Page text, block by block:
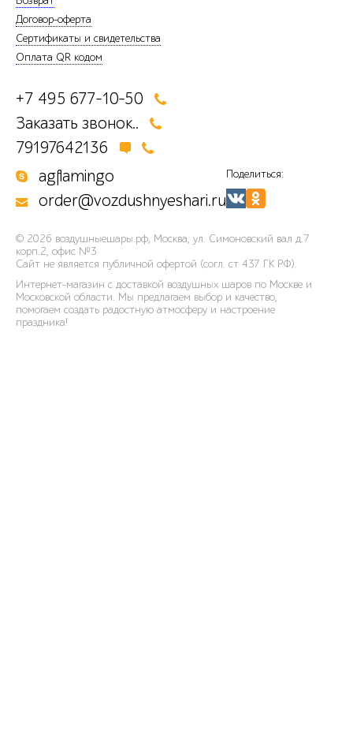
Договор-оферта
Сертификаты и свидетельства
Оплата QR кодом
+7 495 677-10-50
Заказать звонок..
79197642136
agflamingo
order@vozdushnyeshari.ru
Поделиться:
© 2026 воздушныешары.рф, Москва, ул. Симоновский вал д.7
корп.2, офис №3
Сайт не является публичной офертой (согл. ст 437 ГК РФ).
Интернет-магазин с доставкой воздушных шаров по Москве и
Московской области. Мы предлагаем выбор и качество,
помогаем создать радостную атмосферу и настроение
праздника!